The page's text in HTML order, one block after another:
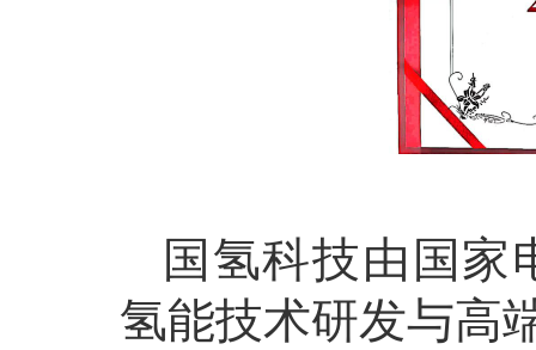
国氢科技由国家
氢能技术研发与高